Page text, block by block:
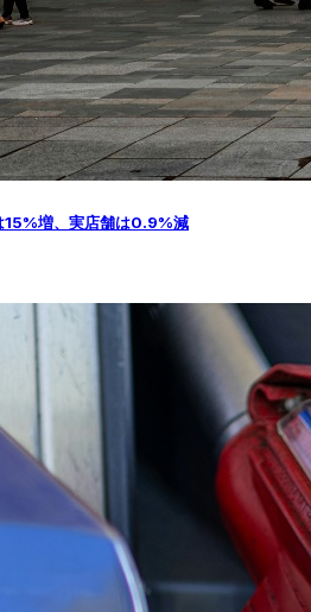
15%増、実店舗は0.9%減